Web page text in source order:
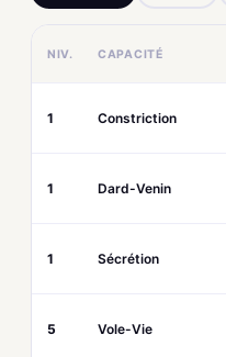
NIV. CAPACITÉ
1 Constriction
1 Dard-Venin
1 Sécrétion
5 Vole-Vie